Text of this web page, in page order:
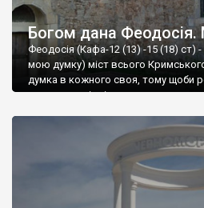
Богом дана Феодосія.
Феодосія (Кафа-12 (13) -15 (18) ст) -
мою думку) міст всього
думка в кожного своя, тому щоби
запрошую відвідати це